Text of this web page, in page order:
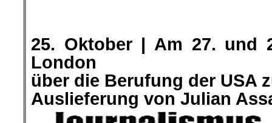
25. Oktober | Am 27. und
London
über die Berufung der USA
Auslieferung von Julian